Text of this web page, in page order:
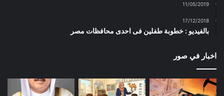
11/05/2019
17/12/2018
بالفيديو : خطوبة طفلين فى احدى محافظات مصر
اخبار في صور